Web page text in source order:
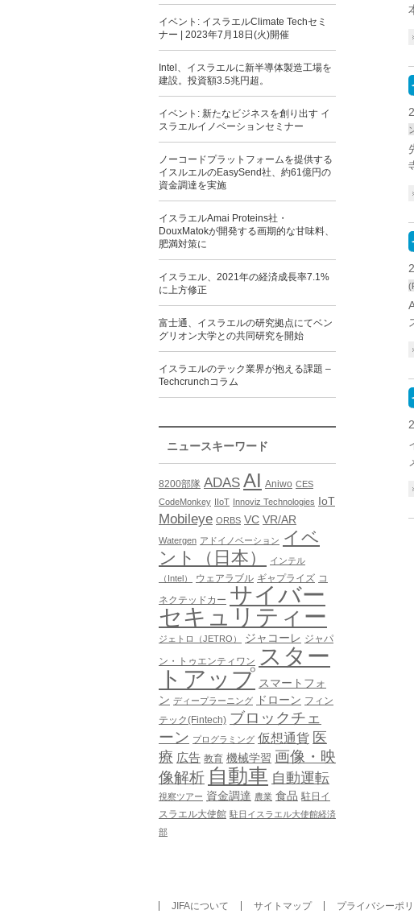
イベント: イスラエルClimate Techセミ
ナー | 2023年7月18日(火)開催
Intel、イスラエルに新半導体製造工場を
建設。投資額3.5兆円超。
イベント: 新たなビジネスを創り出す イ
スラエルイノベーションセミナー
ノーコードプラットフォームを提供する
イスルエルのEasySend社、約61億円の
資金調達を実施
イスラエルAmai Proteins社・
DouxMatokが開発する画期的な甘味料、
肥満対策に
イスラエル、2021年の経済成長率7.1%
に上方修正
富士通、イスラエルの研究拠点にてベン
グリオン大学との共同研究を開始
イスラエルのテック業界が抱える課題 –
Techcrunchコラム
ニュースキーワード
8200部隊 ADAS AI Aniwo CES
CodeMonkey IIoT Innoviz Technologies IoT
Mobileye ORBS VC VR/AR
Watergen アドイノベーション イベ
ント（日本）
インテル
（Intel）
ウェアラブル ギャプライズ コ
ネクテッドカー サイバー
セキュリティー
ジェトロ（JETRO） ジャコーレ ジャパ
ン・トゥエンティワン
スター
トアップ スマートフォ
ン ディープラーニング ドローン フィン
テック(Fintech) ブロックチェ
ーン プログラミング 仮想通貨 医
療 広告 教育 機械学習 画像・映
像解析 自動車 自動運転
視察ツアー 資金調達 農業 食品 駐日イ
スラエル大使館 駐日イスラエル大使館経済
部
JIFAについて サイトマップ プライバシーポ